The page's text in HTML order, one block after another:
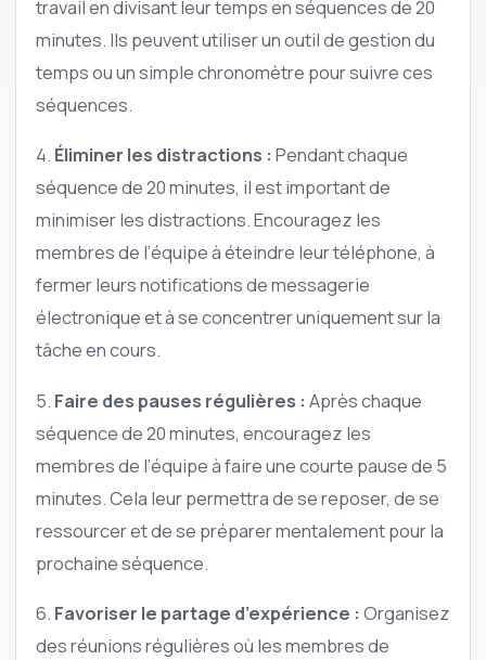
travail en divisant leur temps en séquences de 20
minutes. Ils peuvent utiliser un outil de gestion du
temps ou un simple chronomètre pour suivre ces
séquences.
4. Éliminer les distractions : Pendant chaque
séquence de 20 minutes, il est important de
minimiser les distractions. Encouragez les
membres de l’équipe à éteindre leur téléphone, à
fermer leurs notifications de messagerie
électronique et à se concentrer uniquement sur la
tâche en cours.
5. Faire des pauses régulières : Après chaque
séquence de 20 minutes, encouragez les
membres de l’équipe à faire une courte pause de 5
minutes. Cela leur permettra de se reposer, de se
ressourcer et de se préparer mentalement pour la
prochaine séquence.
6. Favoriser le partage d’expérience : Organisez
des réunions régulières où les membres de